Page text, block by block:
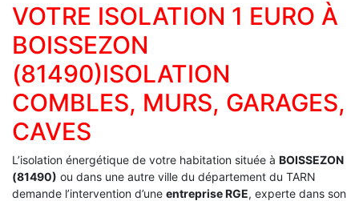
VOTRE ISOLATION 1 EURO À
BOISSEZON
(81490)ISOLATION
COMBLES, MURS, GARAGES,
CAVES
L’isolation énergétique de votre habitation située à BOISSEZON
(81490) ou dans une autre ville du département du TARN
demande l’intervention d’une entreprise RGE, experte dans son